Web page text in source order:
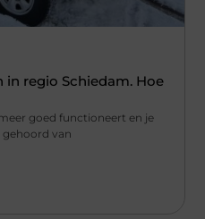
regio Schiedam. Hoe
goed functioneert en je
gehoord van